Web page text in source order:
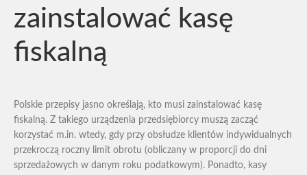
zainstalować kasę
fiskalną
Polskie przepisy jasno określają, kto musi zainstalować kasę
fiskalną. Z takiego urządzenia przedsiębiorcy muszą zacząć
korzystać m.in. wtedy, gdy przy obsłudze klientów indywidualnych
przekroczą roczny limit obrotu (obliczany w proporcji do dni
sprzedażowych w danym roku podatkowym). Ponadto, kasy